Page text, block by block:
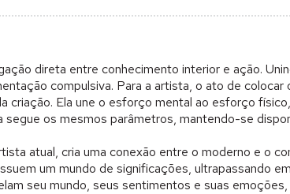
direta entre conhecimento interior e ação.
compulsiva. Para a artista, o ato de
criação. Ela une o esforço mental ao esforço
segue os mesmos parâmetros, mantendo-se
atual, cria uma conexão entre o moderno e o
um mundo de significações, ultrapassando
seu mundo, seus sentimentos e suas